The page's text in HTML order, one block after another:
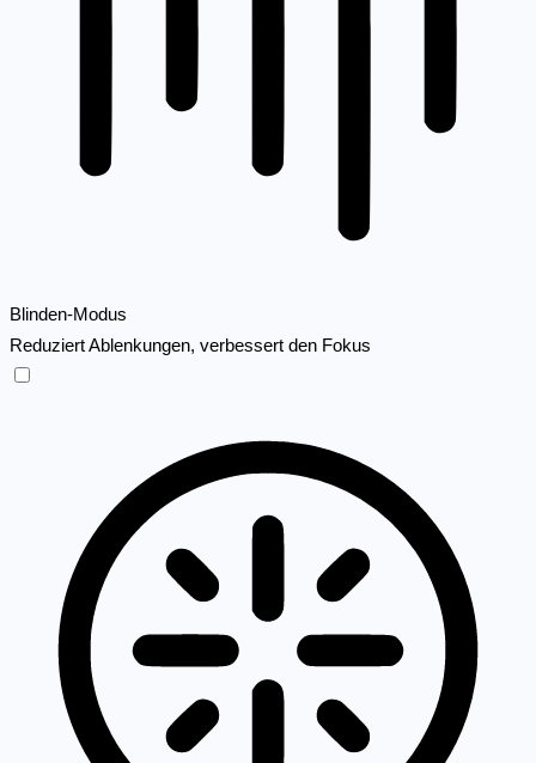
Blinden-Modus
Reduziert Ablenkungen, verbessert den Fokus